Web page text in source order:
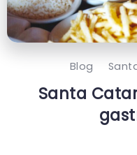
Blog
Santa